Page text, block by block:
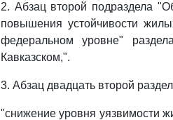
2. Абзац второй подраздела
повышения устойчивости
федеральном уровне"
Кавказском,".
3. Абзац двадцать второй
"снижение уровня уязвимости